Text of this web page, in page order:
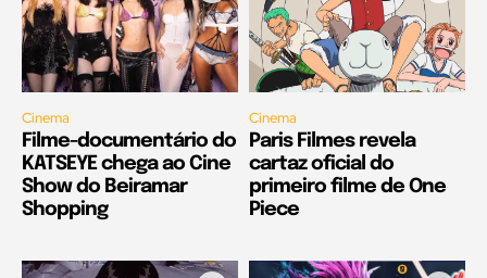
Cinema
Filme-documentário do
KATSEYE chega ao Cine
Show do Beiramar
Shopping
Cinema
Paris Filmes revela
cartaz oficial do
primeiro filme de One
Piece